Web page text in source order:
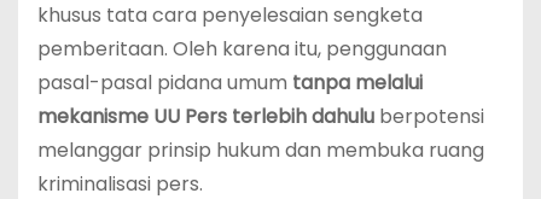
khusus tata cara penyelesaian sengketa
pemberitaan. Oleh karena itu, penggunaan
pasal-pasal pidana umum tanpa melalui
mekanisme UU Pers terlebih dahulu berpotensi
melanggar prinsip hukum dan membuka ruang
kriminalisasi pers.